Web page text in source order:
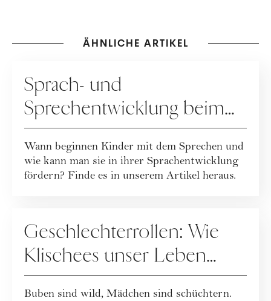
ÄHNLICHE ARTIKEL
Sprach- und
Sprechentwicklung beim
Kind
Wann beginnen Kinder mit dem Sprechen und
wie kann man sie in ihrer Sprachentwicklung
fördern? Finde es in unserem Artikel heraus.
Geschlechterrollen: Wie
Klischees unser Leben
bestimmen
Buben sind wild, Mädchen sind schüchtern.